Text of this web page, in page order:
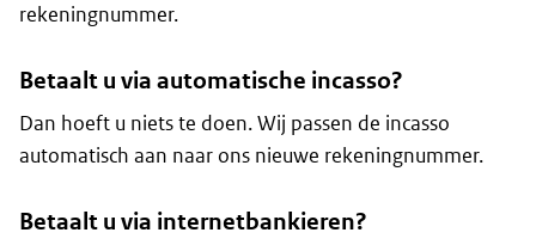
rekeningnummer.
Betaalt u via automatische incasso?
Dan hoeft u niets te doen. Wij passen de incasso
automatisch aan naar ons nieuwe rekeningnummer.
Betaalt u via internetbankieren?